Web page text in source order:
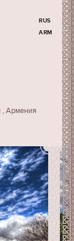
RUS
ARM
, Армения